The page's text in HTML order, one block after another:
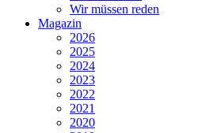
Wir müssen reden
Magazin
2026
2025
2024
2023
2022
2021
2020